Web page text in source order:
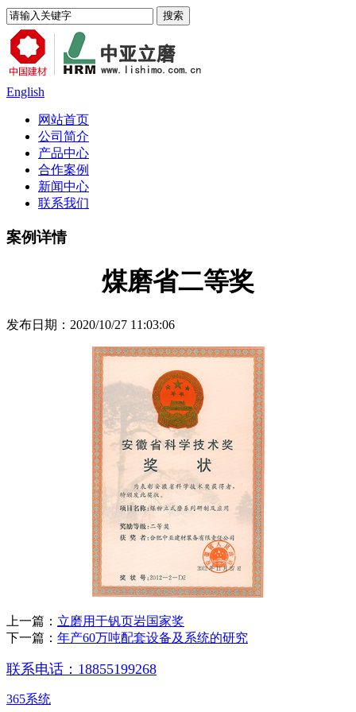
English
网站首页
公司简介
产品中心
合作案例
新闻中心
联系我们
案例详情
煤磨省二等奖
发布日期：2020/10/27 11:03:06
上一篇： 立磨用于钒页岩国家奖
下一篇： 年产60万吨配套设备及系统的研究
联系电话：18855199268
365系统